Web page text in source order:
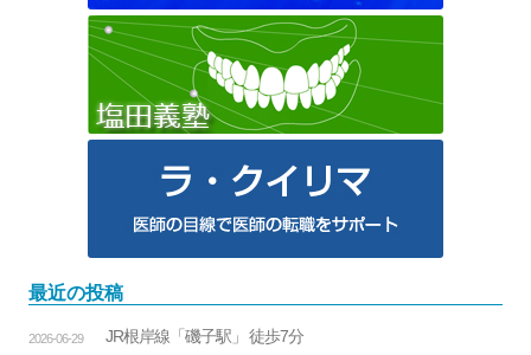
最近の投稿
JR根岸線「磯子駅」 徒歩7分
2026-06-29